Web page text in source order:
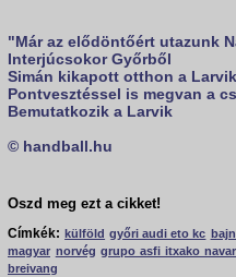
"Már az elődöntőért utazunk
Interjúcsokor Győrből
Simán kikapott otthon a Larvik
Pontvesztéssel is megvan a
Bemutatkozik a Larvik
© handball.hu
Oszd meg ezt a cikket!
Címkék: külföld győri audi eto kc
magyar norvég grupo asfi itxako
breivang